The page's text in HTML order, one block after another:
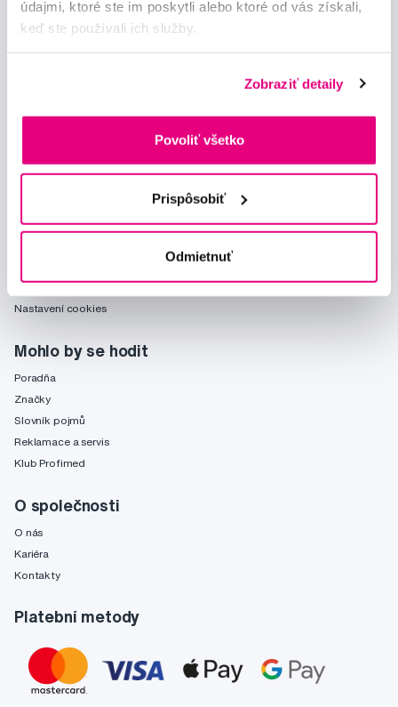
údajmi, ktoré ste im poskytli alebo ktoré od vás získali,
keď ste používali ich služby.
Zobraziť detaily
Povoliť všetko
Prispôsobiť
Odmietnuť
Obchodní podmínky
Nastavení cookies
Mohlo by se hodit
Poradňa
Značky
Slovník pojmů
Reklamace a servis
Klub Profimed
O společnosti
O nás
Kariéra
Kontakty
Platební metody